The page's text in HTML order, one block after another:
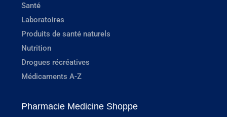
Santé
Laboratoires
Produits de santé naturels
Nutrition
Drogues récréatives
Médicaments A-Z
Pharmacie Medicine Shoppe